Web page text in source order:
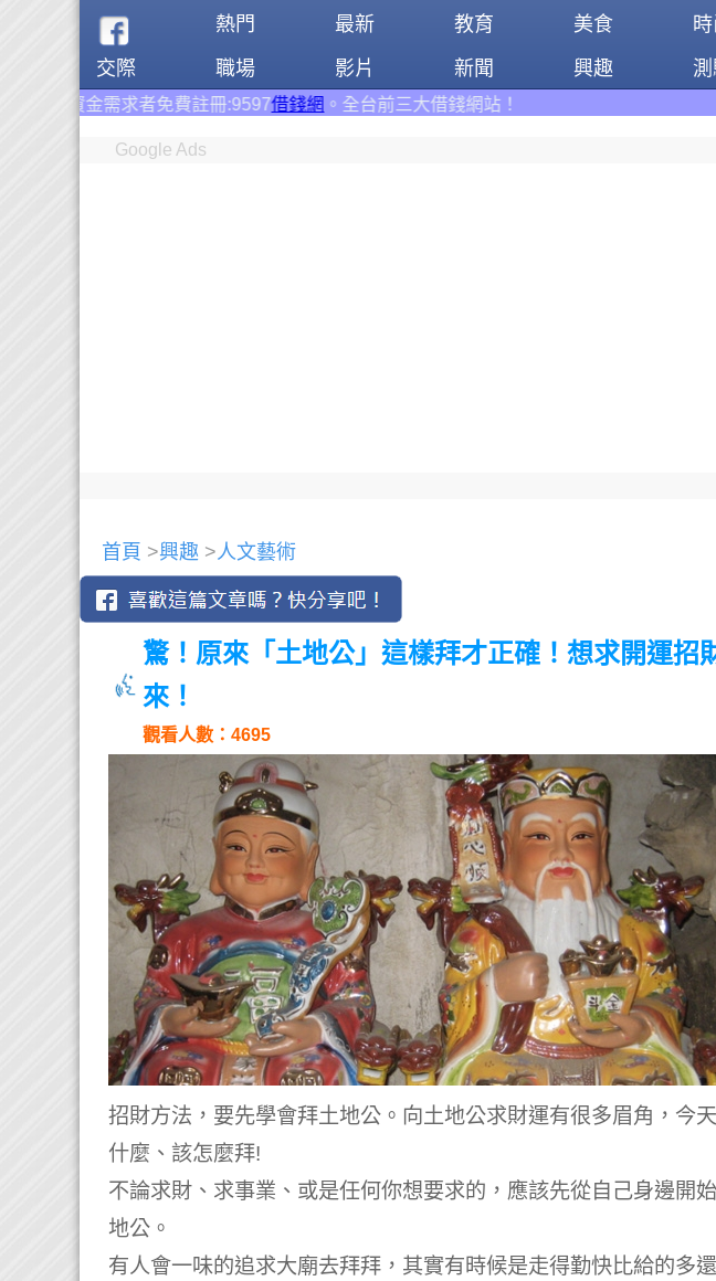
熱門 最新 教育 美食 時
交際
職場 影片 新聞 興趣
者免費註冊:9597借錢網。全台前三大借錢網站！
Google Ads
首頁 >興趣 >人文藝術
驚！原來「土地公」這樣拜才正確！想求開運招
來！
觀看人數：4695
招財方法，要先學會拜土地公。向土地公求財運有很多眉角，今
什麼、該怎麼拜!
不論求財、求事業、或是任何你想要求的，應該先從自己身邊開
地公。
有人會一味的追求大廟去拜拜，其實有時候是走得勤快比給的多